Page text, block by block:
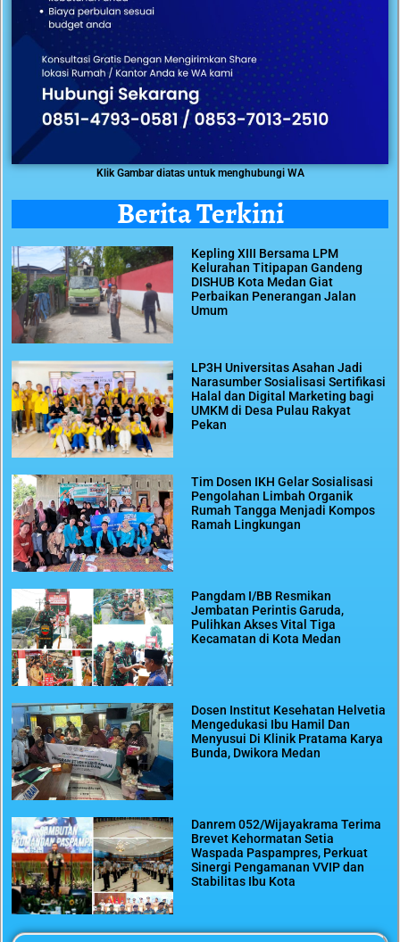
Klik Gambar diatas untuk menghubungi WA
Berita Terkini
Kepling XIII Bersama LPM
Kelurahan Titipapan Gandeng
DISHUB Kota Medan Giat
Perbaikan Penerangan Jalan
Umum
LP3H Universitas Asahan Jadi
Narasumber Sosialisasi Sertifikasi
Halal dan Digital Marketing bagi
UMKM di Desa Pulau Rakyat
Pekan
Tim Dosen IKH Gelar Sosialisasi
Pengolahan Limbah Organik
Rumah Tangga Menjadi Kompos
Ramah Lingkungan
Pangdam I/BB Resmikan
Jembatan Perintis Garuda,
Pulihkan Akses Vital Tiga
Kecamatan di Kota Medan
Dosen Institut Kesehatan Helvetia
Mengedukasi Ibu Hamil Dan
Menyusui Di Klinik Pratama Karya
Bunda, Dwikora Medan
Danrem 052/Wijayakrama Terima
Brevet Kehormatan Setia
Waspada Paspampres, Perkuat
Sinergi Pengamanan VVIP dan
Stabilitas Ibu Kota